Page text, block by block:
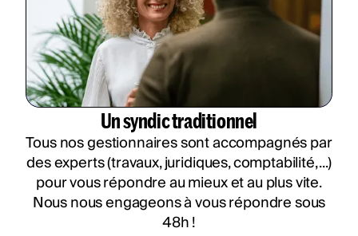
Un syndic traditionnel
Tous nos gestionnaires sont accompagnés par
des experts (travaux, juridiques, comptabilité, ...)
pour vous répondre au mieux et au plus vite.
Nous nous engageons à vous répondre sous
48h !